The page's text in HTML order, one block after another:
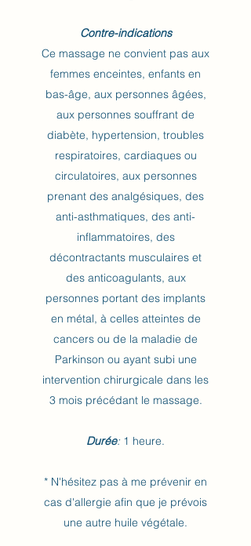
Contre-indications
Ce massage ne convient pas aux
femmes enceintes, enfants en
bas-âge, aux personnes âgées,
aux personnes souffrant de
diabète, hypertension, troubles
respiratoires, cardiaques ou
circulatoires, aux personnes
prenant des analgésiques, des
anti-asthmatiques, des anti-
inflammatoires, des
décontractants musculaires et
des anticoagulants, aux
personnes portant des implants
en métal, à celles atteintes de
cancers ou de la maladie de
Parkinson ou ayant subi une
intervention chirurgicale dans les
3 mois précédant le massage.
Durée: 1 heure.
* N'hésitez pas à me prévenir en
cas d'allergie afin que je prévois
une autre huile végétale.